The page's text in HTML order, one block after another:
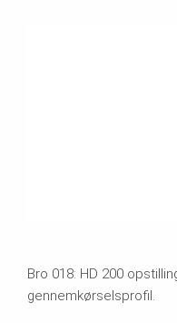
Bro 018: HD 200
gennemkørselsprofil.